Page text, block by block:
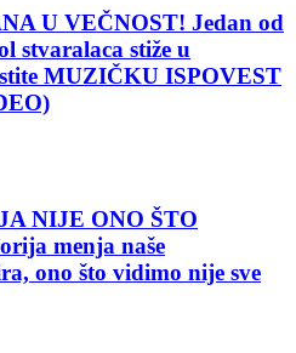
U VEČNOST! Jedan od
stvaralaca stiže u
MUZIČKU ISPOVEST
NIJE ONO ŠTO
menja naše
ono što vidimo nije sve